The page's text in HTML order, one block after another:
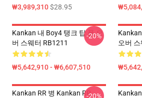
₩3,989,310$28.95
Kankan 내 Boy4 탱크 탑 풀 오
버 스웨터 RB1211
₩5,642,910 - ₩6,607,510
-20%
오버
Kankan RR 병 Kankan RR-20%